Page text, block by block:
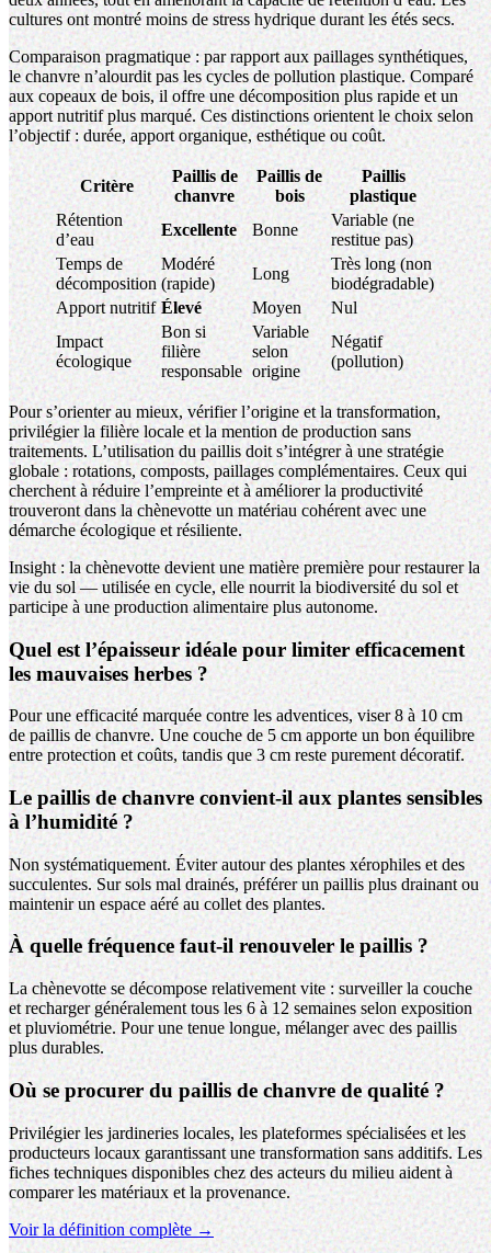
cultures ont montré moins de stress hydrique durant les étés secs.
Comparaison pragmatique : par rapport aux paillages synthétiques,
le chanvre n’alourdit pas les cycles de pollution plastique. Comparé
aux copeaux de bois, il offre une décomposition plus rapide et un
apport nutritif plus marqué. Ces distinctions orientent le choix selon
l’objectif : durée, apport organique, esthétique ou coût.
Critère
Paillis de
chanvre
Paillis de
bois
Paillis
plastique
Rétention
d’eau
Excellente Bonne
Variable (ne
restitue pas)
Temps de
décomposition
Modéré
(rapide)
Long
Très long (non
biodégradable)
Apport nutritif Élevé Moyen
Nul
Impact
écologique
Bon si
filière
responsable
Variable
selon
origine
Négatif
(pollution)
Pour s’orienter au mieux, vérifier l’origine et la transformation,
privilégier la filière locale et la mention de production sans
traitements. L’utilisation du paillis doit s’intégrer à une stratégie
globale : rotations, composts, paillages complémentaires. Ceux qui
cherchent à réduire l’empreinte et à améliorer la productivité
trouveront dans la chènevotte un matériau cohérent avec une
démarche écologique et résiliente.
Insight : la chènevotte devient une matière première pour restaurer la
vie du sol — utilisée en cycle, elle nourrit la biodiversité du sol et
participe à une production alimentaire plus autonome.
Quel est l’épaisseur idéale pour limiter efficacement
les mauvaises herbes ?
Pour une efficacité marquée contre les adventices, viser 8 à 10 cm
de paillis de chanvre. Une couche de 5 cm apporte un bon équilibre
entre protection et coûts, tandis que 3 cm reste purement décoratif.
Le paillis de chanvre convient-il aux plantes sensibles
à l’humidité ?
Non systématiquement. Éviter autour des plantes xérophiles et des
succulentes. Sur sols mal drainés, préférer un paillis plus drainant ou
maintenir un espace aéré au collet des plantes.
À quelle fréquence faut-il renouveler le paillis ?
La chènevotte se décompose relativement vite : surveiller la couche
et recharger généralement tous les 6 à 12 semaines selon exposition
et pluviométrie. Pour une tenue longue, mélanger avec des paillis
plus durables.
Où se procurer du paillis de chanvre de qualité ?
Privilégier les jardineries locales, les plateformes spécialisées et les
producteurs locaux garantissant une transformation sans additifs. Les
fiches techniques disponibles chez des acteurs du milieu aident à
comparer les matériaux et la provenance.
Voir la définition complète →